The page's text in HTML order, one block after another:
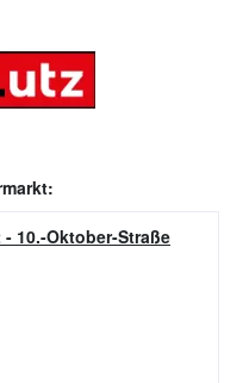
:
- 10.-Oktober-Straße